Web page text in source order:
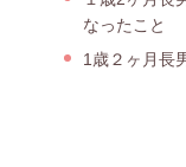
なったこと
1歳２ヶ月長